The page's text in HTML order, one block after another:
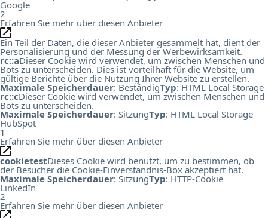
Google
2
Erfahren Sie mehr über diesen Anbieter
Ein Teil der Daten, die dieser Anbieter gesammelt hat, dient der
Personalisierung und der Messung der Werbewirksamkeit.
rc::aDieser Cookie wird verwendet, um zwischen Menschen und
Bots zu unterscheiden. Dies ist vorteilhaft für die Website, um
gültige Berichte über die Nutzung Ihrer Website zu erstellen.
Maximale Speicherdauer: BeständigTyp: HTML Local Storage
rc::cDieser Cookie wird verwendet, um zwischen Menschen und
Bots zu unterscheiden.
Maximale Speicherdauer: SitzungTyp: HTML Local Storage
HubSpot
1
Erfahren Sie mehr über diesen Anbieter
cookietestDieses Cookie wird benutzt, um zu bestimmen, ob
der Besucher die Cookie-Einverständnis-Box akzeptiert hat.
Maximale Speicherdauer: SitzungTyp: HTTP-Cookie
LinkedIn
2
Erfahren Sie mehr über diesen Anbieter